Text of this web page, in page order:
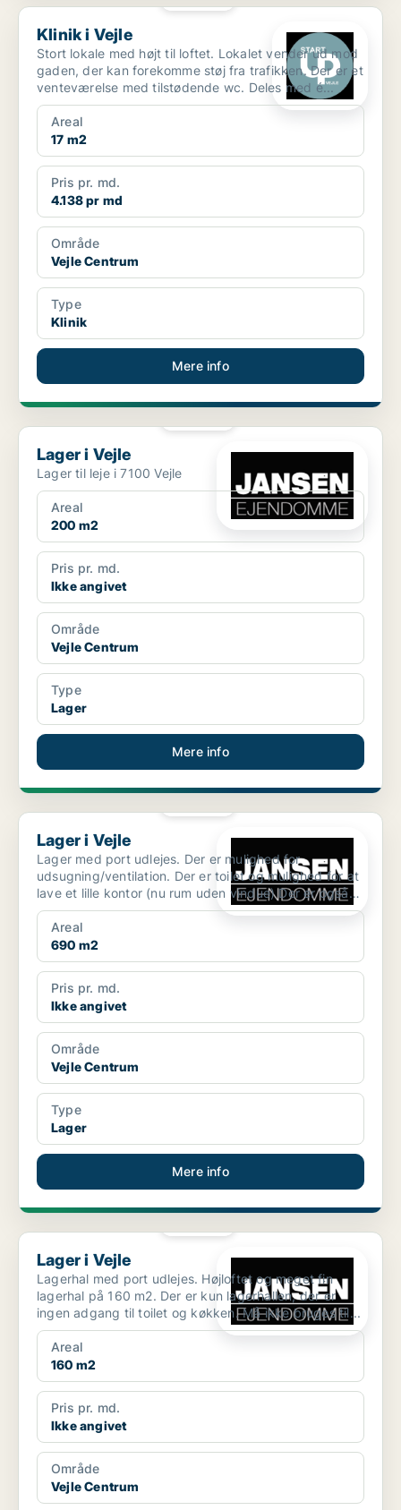
Klinik i Vejle
Klinik i Vejle
Stort lokale med højt til loftet. Lokalet vender ud mod
gaden, der kan forekomme støj fra trafikken. Der er et
venteværelse med tilstødende wc. Deles med é...
Areal
17 m2
Pris pr. md.
4.138 pr md
Område
Vejle Centrum
Type
Klinik
Mere info
Lager i Vejle
Lager i Vejle
Lager til leje i 7100 Vejle
Areal
200 m2
Pris pr. md.
Ikke angivet
Område
Vejle Centrum
Type
Lager
Mere info
Lager i Vejle
Lager i Vejle
Lager med port udlejes. Der er mulighed for
udsugning/ventilation. Der er toilet og mulighed for at
lave et lille kontor (nu rum uden vindue) Der er også
mul...
Areal
690 m2
Pris pr. md.
Ikke angivet
Område
Vejle Centrum
Type
Lager
Mere info
Lager i Vejle
Lager i Vejle
Lagerhal med port udlejes. Højloftet og meget fin
lagerhal på 160 m2. Der er kun lagerhallen, der er
ingen adgang til toilet og køkken. Må ikke bruges til...
Areal
160 m2
Pris pr. md.
Ikke angivet
Område
Vejle Centrum